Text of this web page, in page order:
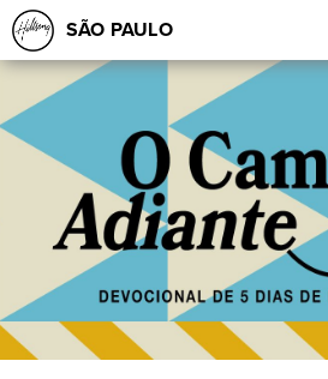
SÃO PAULO